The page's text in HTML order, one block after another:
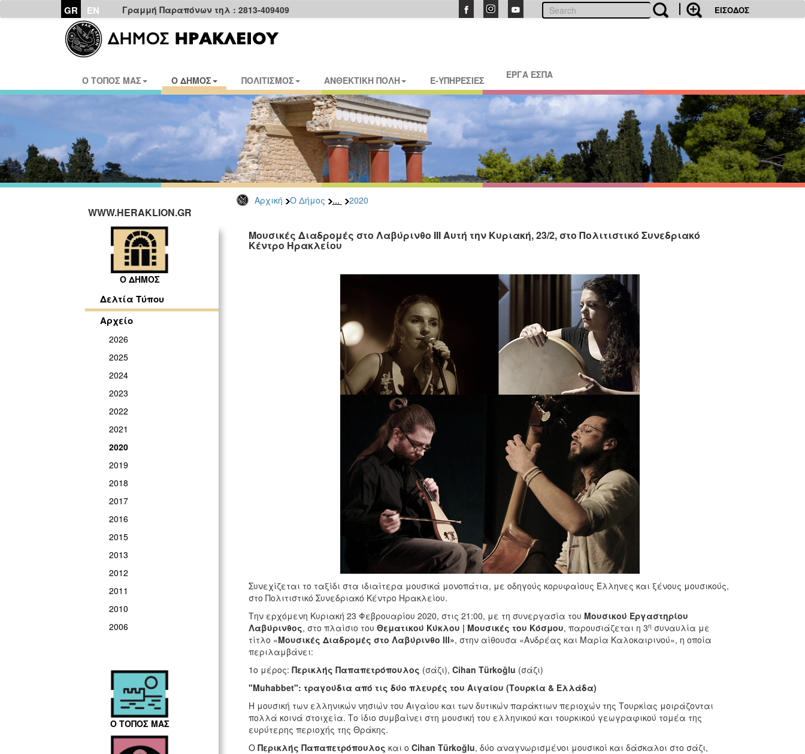
GR EN Γραμμή Παραπόνων τηλ : 2813-409409 ΕΙΣΟΔΟΣ
Ο ΤΟΠΟΣ ΜΑΣ Ο ΔΗΜΟΣ ΠΟΛΙΤΙΣΜΟΣ ΑΝΘΕΚΤΙΚΗ ΠΟΛΗ E-ΥΠΗΡΕΣΙΕΣ ΕΡΓΑ ΕΣΠΑ
Αρχική Ο Δήμος ... 2020
WWW.HERAKLION.GR
Ο ΔΗΜΟΣ
Δελτία Τύπου
Αρχείο
2026
2025
2024
2023
2022
2021
2020
2019
2018
2017
2016
2015
2013
2012
2011
2010
2006
Ο ΤΟΠΟΣ ΜΑΣ
Μουσικές Διαδρομές στο Λαβύρινθο ΙΙΙ Αυτή την Κυριακή, 23/2, στο Πολιτιστικό Συνεδριακό
Κέντρο Ηρακλείου
Συνεχίζεται το ταξίδι στα ιδιαίτερα μουσικά μονοπάτια, με οδηγούς κορυφαίους Έλληνες και ξένους μουσικούς,
στο Πολιτιστικό Συνεδριακό Κέντρο Ηρακλείου.
Την ερχόμενη Κυριακή 23 Φεβρουαρίου 2020, στις 21:00, με τη συνεργασία του Μουσικού Εργαστηρίου
Λαβύρινθος, στο πλαίσιο του Θεματικού Κύκλου | Μουσικές του Κόσμου, παρουσιάζεται η 3η συναυλία με
τίτλο «Μουσικές Διαδρομές στο Λαβύρινθο ΙΙΙ», στην αίθουσα «Ανδρέας και Μαρία Καλοκαιρινού», η οποία
περιλαμβάνει:
1ο μέρος: Περικλής Παπαπετρόπουλος (σάζι), Cihan Türkoğlu (σάζι)
"Muhabbet": τραγούδια από τις δύο πλευρές του Αιγαίου (Τουρκία & Ελλάδα)
Η μουσική των ελληνικών νησιών του Αιγαίου και των δυτικών παράκτιων περιοχών της Τουρκίας μοιράζονται
πολλά κοινά στοιχεία. Το ίδιο συμβαίνει στη μουσική του ελληνικού και τουρκικού γεωγραφικού τομέα της
ευρύτερης περιοχής της Θράκης.
Ο Περικλής Παπαπετρόπουλος και ο Cihan Türkoğlu, δύο αναγνωρισμένοι μουσικοί και δάσκαλοι στο σάζι,